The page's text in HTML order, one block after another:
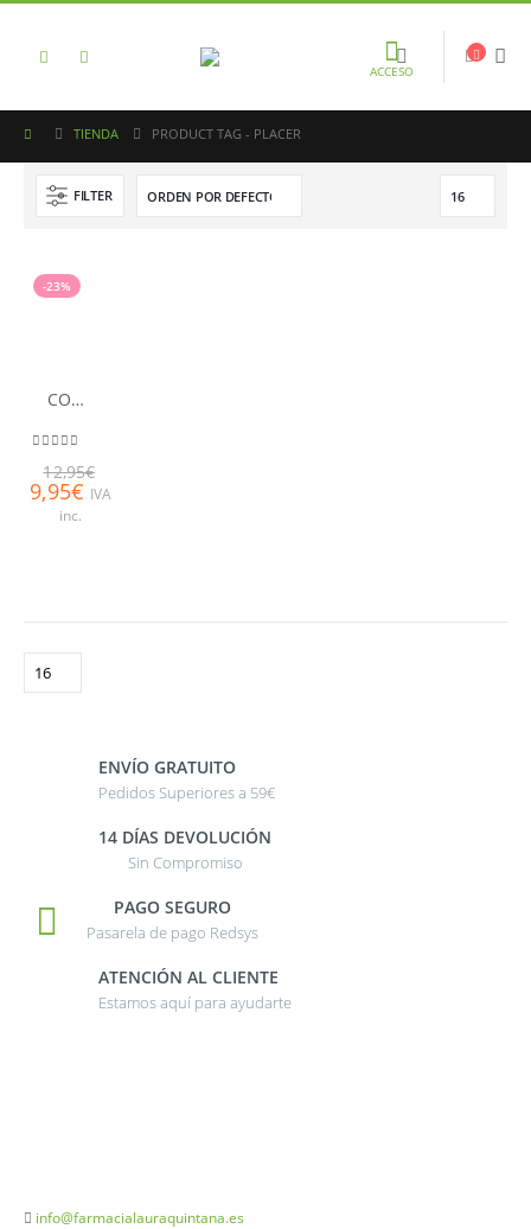
ACCESO
TIENDA PRODUCT TAG - PLACER
FILTER
-23%
CONTROL Exotic Escape 2 en 1 gel de masaje hidratante 200ml
12,95€
9,95€ IVA
inc.
ENVÍO GRATUITO
Pedidos Superiores a 59€
14 DÍAS DEVOLUCIÓN
Sin Compromiso
PAGO SEGURO
Pasarela de pago Redsys
ATENCIÓN AL CLIENTE
Estamos aquí para ayudarte
info@farmacialauraquintana.es